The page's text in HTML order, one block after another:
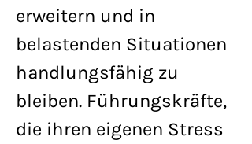
erweitern und in
belastenden Situationen
handlungsfähig zu
bleiben. Führungskräfte,
die ihren eigenen Stress